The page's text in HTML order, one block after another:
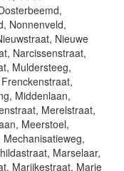
Nonnenveld,
Nieuwe
Narcissenstraat,
Muldersteeg,
Middenlaan,
Merelstraat,
Meerstoel,
Marselaar,
Marijkestraat, Marie